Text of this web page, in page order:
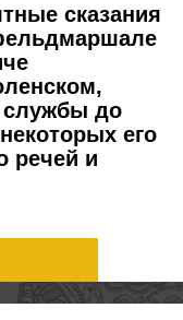
сказания
службы до
его
речей и